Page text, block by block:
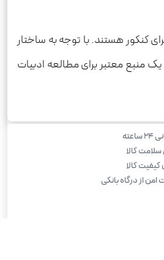
کنکور هستند. با توجه به ساختار
منبع معتبر برای مطالعه ادبیات
سلامت کالا
کالا
امن از درگاه بانکی